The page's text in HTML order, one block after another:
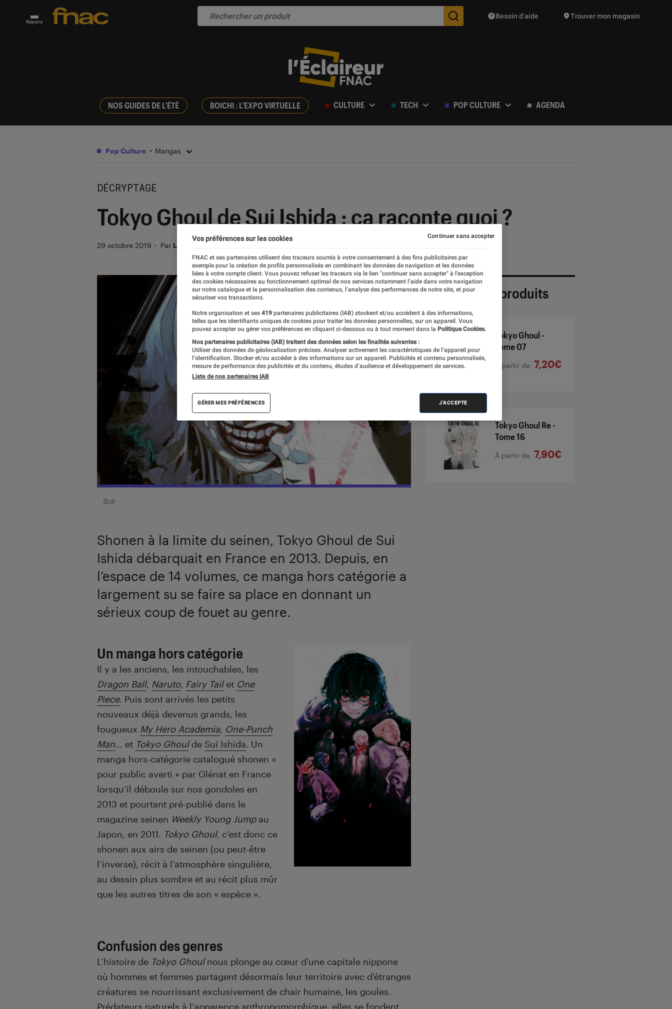
Rayons Des suggestions de produits vont vous être proposées
Besoin d’aide Trouver mon magasin
NOS GUIDES DE L'ÉTÉ BOICHI : L'EXPO VIRTUELLE CULTURE TECH POP CULTURE AGENDA
Pop Culture Mangas
DÉCRYPTAGE
Tokyo Ghoul de Sui Ishida : ça raconte quoi ?
29 octobre 2019 ・ Par Lucas
©dr
Shonen à la limite du seinen, Tokyo Ghoul de Sui
Ishida débarquait en France en 2013. Depuis, en
l’espace de 14 volumes, ce manga hors catégorie a
largement su se faire sa place en donnant un
sérieux coup de fouet au genre.
Un manga hors catégorie
Il y a les anciens, les intouchables, les
Dragon Ball, Naruto, Fairy Tailet One
Piece. Puis sont arrivés les petits
nouveaux déjà devenus grands, les
fougueux My Hero Academia, One-Punch
Man… et Tokyo Ghoulde Sui Ishida. Un
manga hors-catégorie catalogué shonen «
pour public averti » par Glénat en France
lorsqu’il déboule sur nos gondoles en
2013 et pourtant pré-publié dans le
magazine seinen Weekly Young Jumpau
Japon, en 2011. Tokyo Ghoul, c’est donc ce
shonen aux airs de seinen (ou peut-être
l’inverse), récit à l’atmosphère singulière,
au dessin plus sombre et au récit plus mûr
que les autres titres de son « espèce ».
Confusion des genres
L’histoire de Tokyo Ghoulnous plonge au cœur d’une capitale nippone
où hommes et femmes partagent désormais leur territoire avec d’étranges
créatures se nourrissant exclusivement de chair humaine, les goules.
Prédateurs naturels à l’apparence anthropomorphique, elles se fondent
Sélection de produits
Tokyo Ghoul -
Tome 07
À partir de 7,20€
Tokyo Ghoul Re -
Tome 16
À partir de 7,90€
Vos préférences sur les cookies
FNAC et ses partenaires utilisent des traceurs soumis à votre consentement à des fins publicitaires par
exemple pour la création de profils personnalisés en combinant les données de navigation et les données
liées à votre compte client. Vous pouvez refuser les traceurs via le lien "continuer sans accepter" à l’exception
des cookies nécessaires au fonctionnement optimal de nos services notamment l’aide dans votre navigation
sur notre catalogue et la personnalisation des contenus, l’analyse des performances de notre site, et pour
sécuriser vos transactions.
Notre organisation et ses 419 partenaires publicitaires (IAB) stockent et/ou accèdent à des informations,
telles que les identifiants uniques de cookies pour traiter les données personnelles, sur un appareil. Vous
pouvez accepter ou gérer vos préférences en cliquant ci-dessous ou à tout moment dans la Politique Cookies.
Nos partenaires publicitaires (IAB) traitent des données selon les finalités suivantes :
Utiliser des données de géolocalisation précises. Analyser activement les caractéristiques de l’appareil pour
l’identification. Stocker et/ou accéder à des informations sur un appareil. Publicités et contenu personnalisés,
mesure de performance des publicités et du contenu, études d’audience et développement de services.
Liste de nos partenaires IAB
GÉRER MES PRÉFÉRENCES J'ACCEPTE
Continuer sans accepter